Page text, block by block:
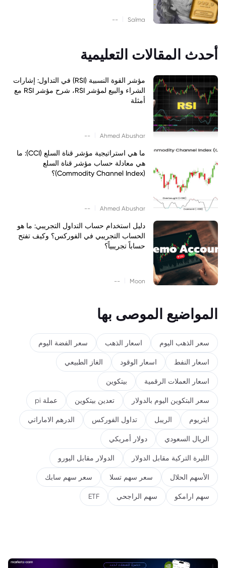
Salma
--
أحدث المقالات التعليمية
مؤشر القوة النسبية (RSI) في التداول: إشارات
الشراء والبيع لمؤشر RSI، شرح مؤشر RSI مع
أمثلة
Ahmed Abushar
--
ما هي استراتيجية مؤشر قناة السلع (CCI): ما
هي معادلة حساب مؤشر قناة السلع
(Commodity Channel Index)؟
Ahmed Abushar
--
دليل استخدام حساب التداول التجريبي: ما هو
الحساب التجريبي في الفوركس؟ وكيف تفتح
حساباً تجريبياً؟
Moon
--
المواضيع الموصى بها
سعر الذهب اليوم اسعار الذهب سعر الفضة اليوم
اسعار النفط اسعار الوقود الغاز الطبيعي
اسعار العملات الرقمية بيتكوين
سعر البتكوين اليوم بالدولار تعدين بيتكوين عملة pi
ايثريوم الريبل تداول الفوركس الدرهم الاماراتي
الريال السعودي دولار أمريكي
الليرة التركية مقابل الدولار الدولار مقابل اليورو
الأسهم الحلال سعر سهم تسلا سعر سهم سابك
سهم ارامكو سهم الراجحي ETF